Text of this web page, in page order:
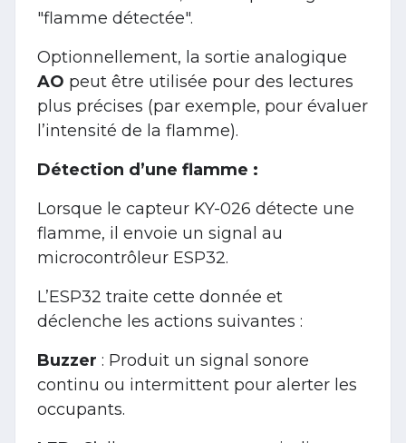
"flamme détectée".
Optionnellement, la sortie analogique
AO peut être utilisée pour des lectures
plus précises (par exemple, pour évaluer
l’intensité de la flamme).
Détection d’une flamme :
Lorsque le capteur KY-026 détecte une
flamme, il envoie un signal au
microcontrôleur ESP32.
L’ESP32 traite cette donnée et
déclenche les actions suivantes :
Buzzer : Produit un signal sonore
continu ou intermittent pour alerter les
occupants.